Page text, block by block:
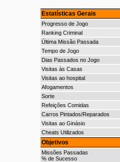
Estatísticas Gerais
Progresso de Jogo
Ranking Criminal
Última Missão Passada
Tempo de Jogo
Dias Passados no Jogo
Visitas às Casas
Visitas ao hospital
Afogamentos
Sorte
Refeições Comidas
Carros Pintados/Reparados
Visitas ao Ginásio
Cheats Utilizados
Objetivos
Missões Passadas
% de Sucesso